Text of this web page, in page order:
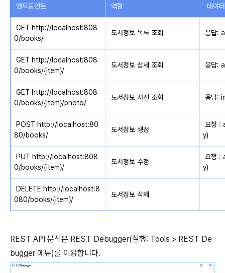
엔드포인트 역할 데이
GET http://localhost:808
0/books/
도서정보 목록 조회 응답:
GET http://localhost:808
0/books/{item}/
도서정보 상세 조회 응답:
GET http://localhost:808
0/books/{Item}/photo/
도서정보 사진 조회 응답:
POST http://localhost:80
80/books/
도서정보 생성
요청 :
y)
PUT http://localhost:808
0/books/{item}/
도서정보 수정
요청 :
y)
DELETE http://localhost:8
080/books/{item}/
도서정보 삭제
REST API 분석은 REST Debugger(실행: Tools > REST De
bugger 메뉴)를 이용합니다.